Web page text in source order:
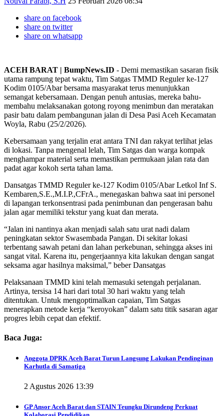
share on facebook
share on twitter
share on whatsapp
ACEH BARAT | BumpNews.ID - Demi memastikan sasaran fisik
utama rampung tepat waktu, Tim Satgas TMMD Reguler ke-127
Kodim 0105/Abar bersama masyarakat terus menunjukkan
semangat kebersamaan. Dengan penuh antusias, mereka bahu-
membahu melaksanakan gotong royong menimbun dan meratakan
pasir batu dalam pembangunan jalan di Desa Pasi Aceh Kecamatan
Woyla, Rabu (25/2/2026).
Kebersamaan yang terjalin erat antara TNI dan rakyat terlihat jelas
di lokasi. Tanpa mengenal lelah, Tim Satgas dan warga kompak
menghampar material serta memastikan permukaan jalan rata dan
padat agar kokoh serta tahan lama.
Dansatgas TMMD Reguler ke-127 Kodim 0105/Abar Letkol Inf S.
Kembaren,S.E.,M.I.P.,CFrA., menegaskan bahwa saat ini personel
di lapangan terkonsentrasi pada penimbunan dan pengerasan bahu
jalan agar memiliki tekstur yang kuat dan merata.
“Jalan ini nantinya akan menjadi salah satu urat nadi dalam
peningkatan sektor Swasembada Pangan. Di sekitar lokasi
terbentang sawah petani dan lahan perkebunan, sehingga akses ini
sangat vital. Karena itu, pengerjaannya kita lakukan dengan sangat
seksama agar hasilnya maksimal,” beber Dansatgas
Pelaksanaan TMMD kini telah memasuki setengah perjalanan.
Artinya, tersisa 14 hari dari total 30 hari waktu yang telah
ditentukan. Untuk mengoptimalkan capaian, Tim Satgas
menerapkan metode kerja “keroyokan” dalam satu titik sasaran agar
progres lebih cepat dan efektif.
Baca Juga:
Anggota DPRK Aceh Barat Turun Langsung Lakukan Pendinginan
Karhutla di Samatiga
2 Agustus 2026 13:39
GP Ansor Aceh Barat dan STAIN Teungku Dirundeng Perkuat